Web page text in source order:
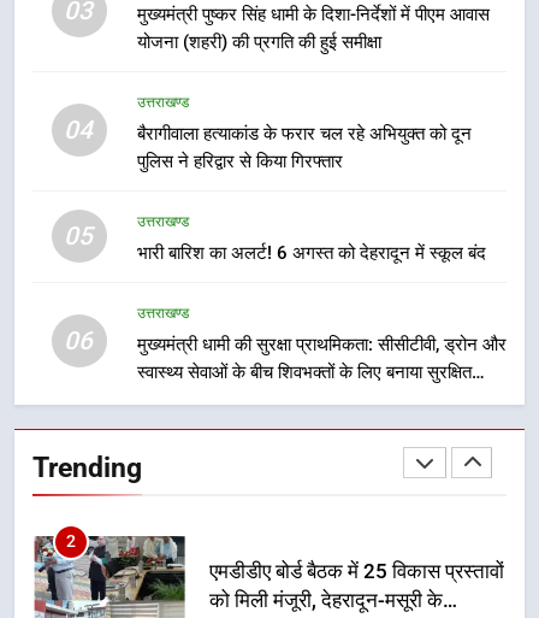
03
मुख्यमंत्री पुष्कर सिंह धामी के दिशा-निर्देशों में पीएम आवास
योजना (शहरी) की प्रगति की हुई समीक्षा
04
उत्तराखण्ड
बैरागीवाला हत्याकांड के फरार चल रहे अभियुक्त को दून
पुलिस ने हरिद्वार से किया गिरफ्तार
05
उत्तराखण्ड
भारी बारिश का अलर्ट! 6 अगस्त को देहरादून में स्कूल बंद
06
उत्तराखण्ड
मुख्यमंत्री धामी की सुरक्षा प्राथमिकता: सीसीटीवी, ड्रोन और
स्वास्थ्य सेवाओं के बीच शिवभक्तों के लिए बनाया सुरक्षित
Trending
ब्लैक स्पॉट होंगे सुरक्षित, हर माह होगी
प्रगति समीक्षा
उत्तराखण्ड
1
भारी से बहुत भारी वर्षा की चेतावनी के बीच
को मिली मंजूरी, देहरादून-मसूरी के
नियोजित विकास को मिलेगी रफ्तार
3
मुख्यमंत्री पुष्कर सिंह धामी के दिशा-निर्देशों
में पीएम आवास योजना (शहरी) की प्रगति